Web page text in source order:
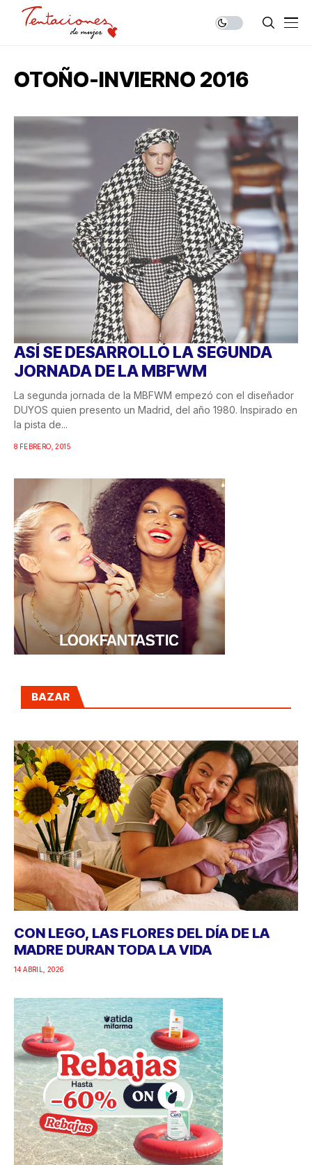
OTOÑO-INVIERNO 2016
ASÍ SE DESARROLLÓ LA SEGUNDA
JORNADA DE LA MBFWM
La segunda jornada de la MBFWM empezó con el diseñador
DUYOS quien presento un Madrid, del año 1980. Inspirado en
la pista de...
8 FEBRERO, 2015
BAZAR
CON LEGO, LAS FLORES DEL DÍA DE LA
MADRE DURAN TODA LA VIDA
14 ABRIL, 2026